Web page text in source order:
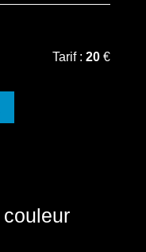
Tarif :20 €
couleur